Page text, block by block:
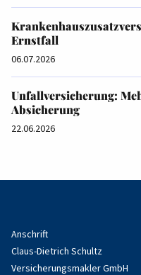
Ernstfall
06.07.2026
Unfallversicherung:
Absicherung
22.06.2026
Anschrift
Claus-Dietrich Schultz
Versicherungsmakler GmbH